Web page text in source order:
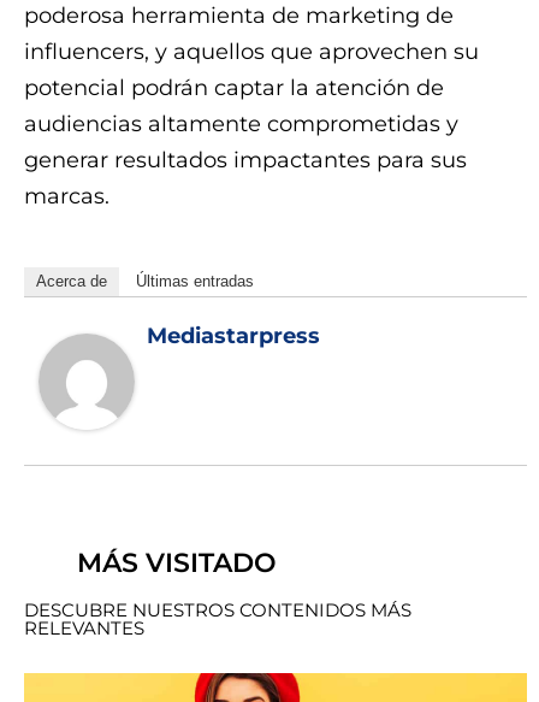
poderosa herramienta de marketing de
influencers, y aquellos que aprovechen su
potencial podrán captar la atención de
audiencias altamente comprometidas y
generar resultados impactantes para sus
marcas.
Acerca de Últimas entradas
Mediastarpress
MÁS VISITADO
DESCUBRE NUESTROS CONTENIDOS MÁS
RELEVANTES